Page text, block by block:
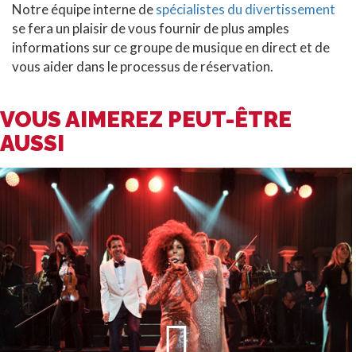
Notre équipe interne despécialistes du divertissement
se fera un plaisir de vous fournir de plus amples
informations sur ce groupe de musique en direct et de
vous aider dans le processus de réservation.
VOUS AIMEREZ PEUT-ÊTRE
AUSSI